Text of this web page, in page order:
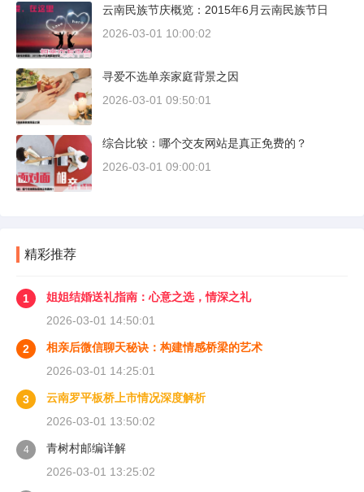
云南民族节庆概览：2015年6月云南民族节日
2026-03-01 10:00:02
寻爱不选单亲家庭背景之因
2026-03-01 09:50:01
综合比较：哪个交友网站是真正免费的？
2026-03-01 09:00:01
精彩推荐
1
姐姐结婚送礼指南：心意之选，情深之礼
2026-03-01 14:50:01
2
相亲后微信聊天秘诀：构建情感桥梁的艺术
2026-03-01 14:25:01
3
云南罗平板桥上市情况深度解析
2026-03-01 13:50:02
4
青树村邮编详解
2026-03-01 13:25:02